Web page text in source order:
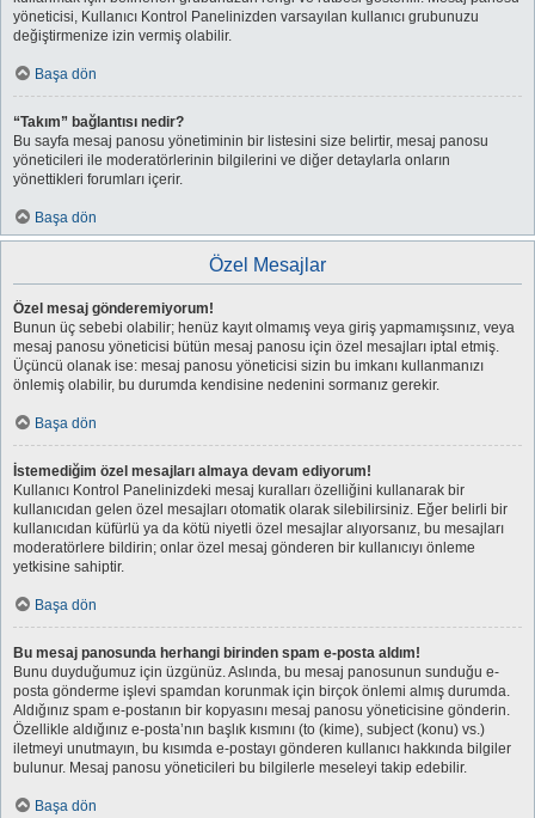
yöneticisi, Kullanıcı Kontrol Panelinizden varsayılan kullanıcı grubunuzu
değiştirmenize izin vermiş olabilir.
Başa dön
“Takım” bağlantısı nedir?
Bu sayfa mesaj panosu yönetiminin bir listesini size belirtir, mesaj panosu
yöneticileri ile moderatörlerinin bilgilerini ve diğer detaylarla onların
yönettikleri forumları içerir.
Başa dön
Özel Mesajlar
Özel mesaj gönderemiyorum!
Bunun üç sebebi olabilir; henüz kayıt olmamış veya giriş yapmamışsınız, veya
mesaj panosu yöneticisi bütün mesaj panosu için özel mesajları iptal etmiş.
Üçüncü olanak ise: mesaj panosu yöneticisi sizin bu imkanı kullanmanızı
önlemiş olabilir, bu durumda kendisine nedenini sormanız gerekir.
Başa dön
İstemediğim özel mesajları almaya devam ediyorum!
Kullanıcı Kontrol Panelinizdeki mesaj kuralları özelliğini kullanarak bir
kullanıcıdan gelen özel mesajları otomatik olarak silebilirsiniz. Eğer belirli bir
kullanıcıdan küfürlü ya da kötü niyetli özel mesajlar alıyorsanız, bu mesajları
moderatörlere bildirin; onlar özel mesaj gönderen bir kullanıcıyı önleme
yetkisine sahiptir.
Başa dön
Bu mesaj panosunda herhangi birinden spam e-posta aldım!
Bunu duyduğumuz için üzgünüz. Aslında, bu mesaj panosunun sunduğu e-
posta gönderme işlevi spamdan korunmak için birçok önlemi almış durumda.
Aldığınız spam e-postanın bir kopyasını mesaj panosu yöneticisine gönderin.
Özellikle aldığınız e-posta’nın başlık kısmını (to (kime), subject (konu) vs.)
iletmeyi unutmayın, bu kısımda e-postayı gönderen kullanıcı hakkında bilgiler
bulunur. Mesaj panosu yöneticileri bu bilgilerle meseleyi takip edebilir.
Başa dön